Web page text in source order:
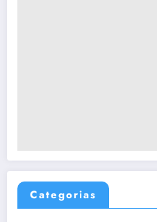
Categorias